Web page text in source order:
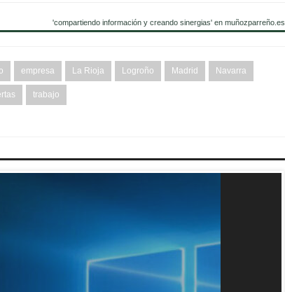
'compartiendo información y creando sinergias' en muñozparreño.es
empresa La Rioja Logroño Madrid Navarra
trabajo